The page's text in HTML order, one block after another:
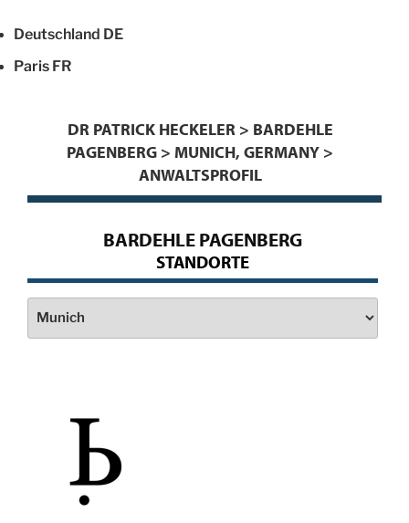
Deutschland DE
Paris FR
DR PATRICK HECKELER > BARDEHLE
PAGENBERG > MUNICH, GERMANY >
ANWALTSPROFIL
BARDEHLE PAGENBERG
STANDORTE